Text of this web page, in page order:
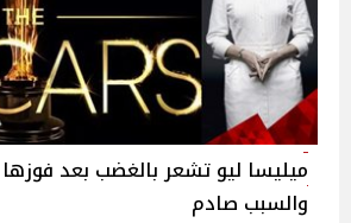
ميليسا ليو تشعر بالغضب بعد فوزها
والسبب صادم